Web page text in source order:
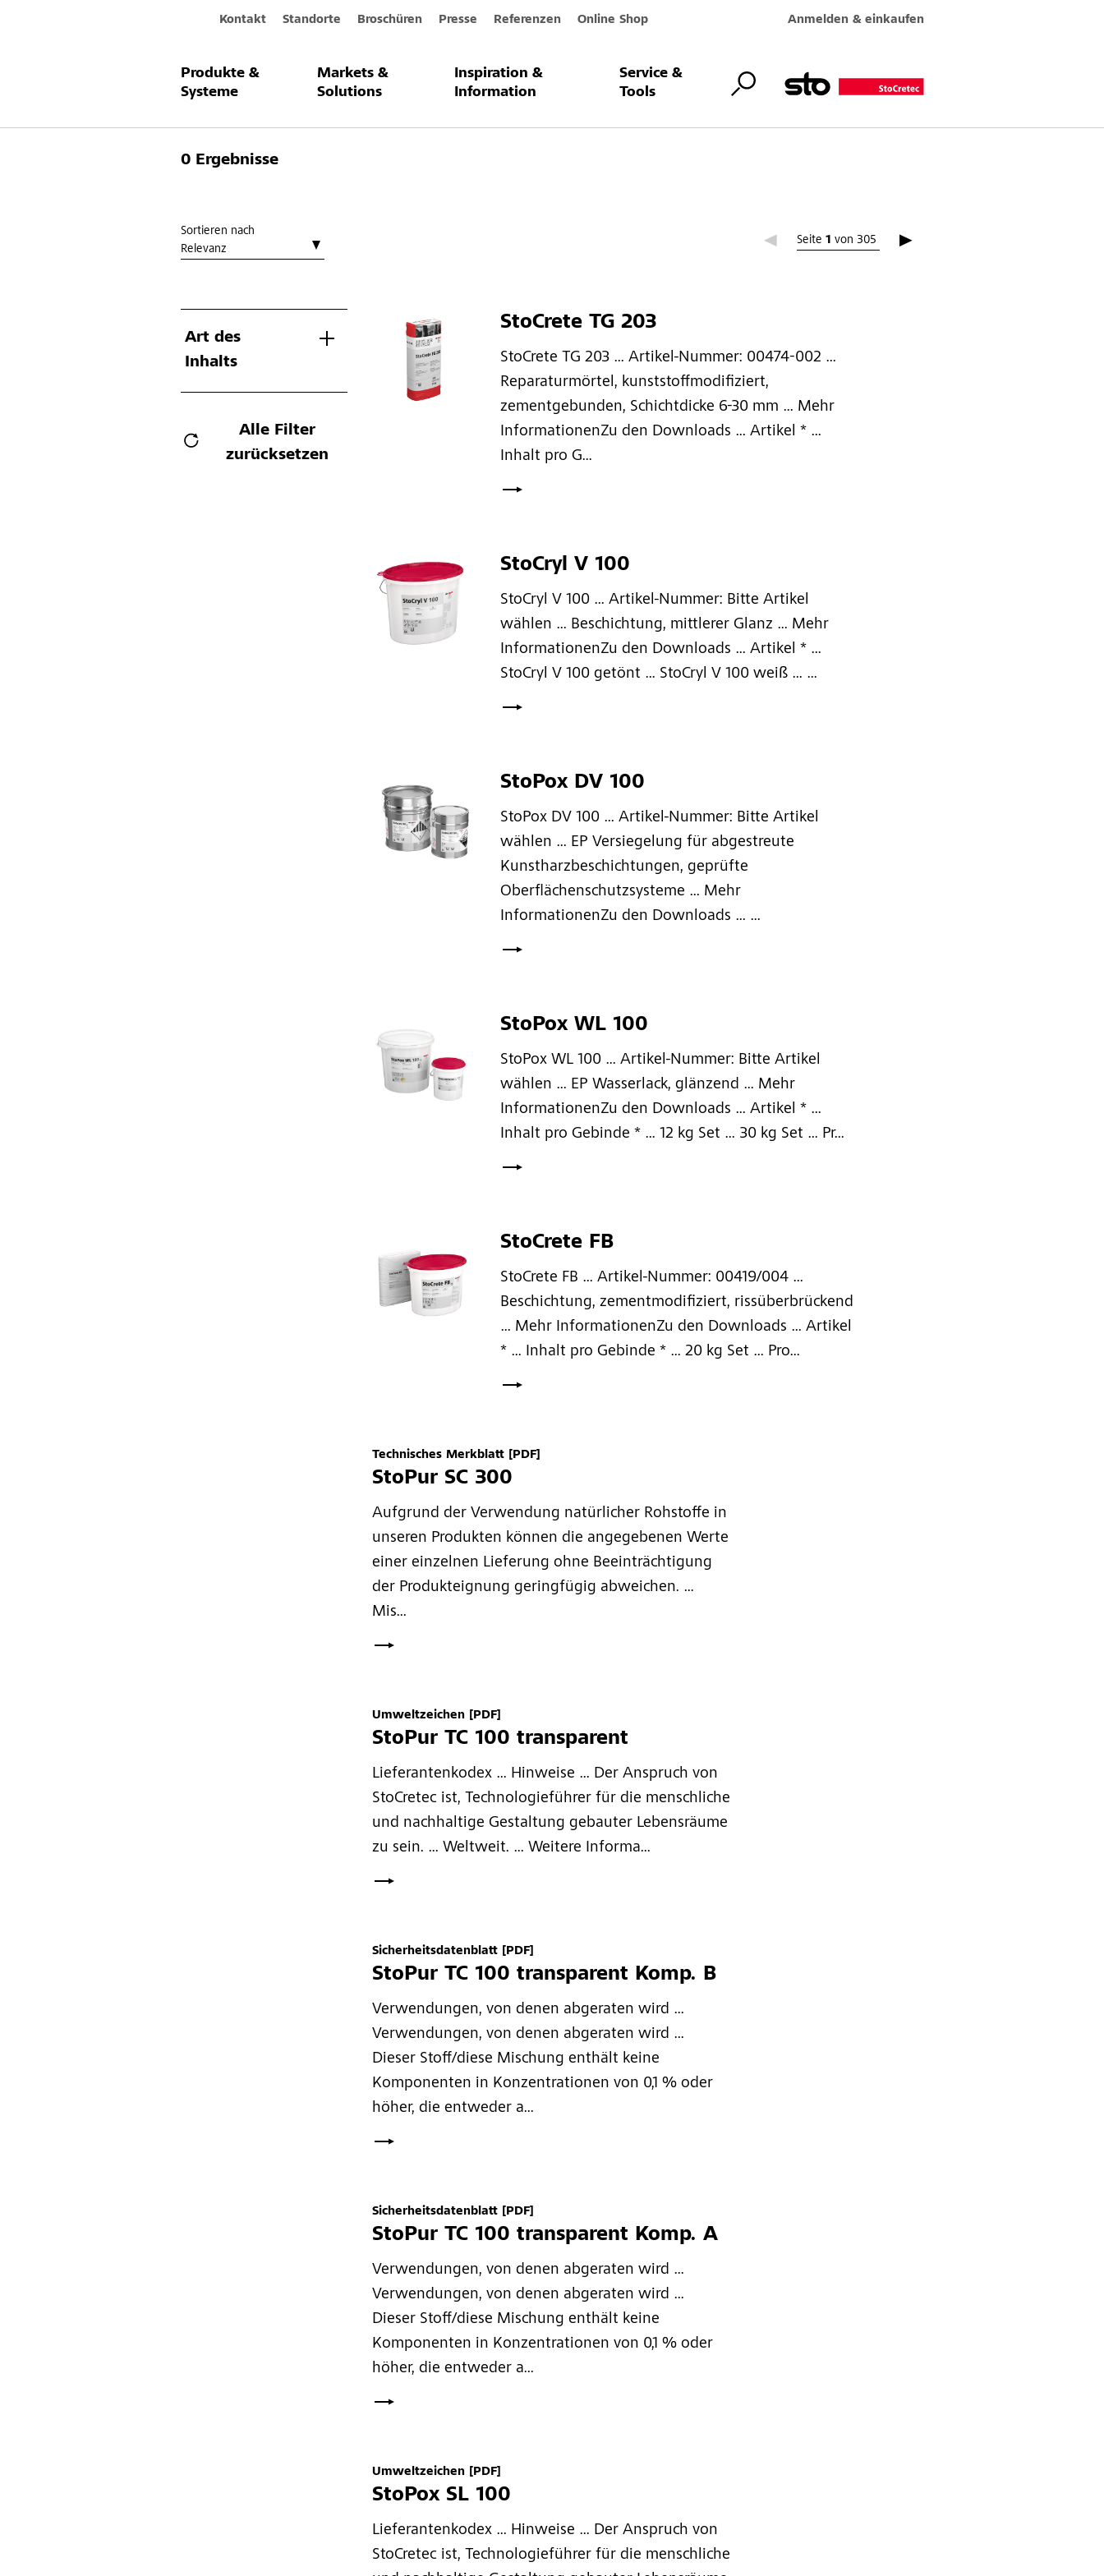
Kontakt Standorte Broschüren Presse Referenzen Online Shop Anmelden & einkaufen
Produkte &
Systeme
Markets &
Solutions
Inspiration &
Information
Service &
Tools
Sie suchen nach "..."
0 Ergebnisse
Sortieren nach
Relevanz
Seite 1 von 305
Seite 1
Art des
Inhalts
Alle Filter
zurücksetzen
StoCrete TG 203
StoCrete TG 203 ... Artikel-Nummer: 00474-002 ...
Reparaturmörtel, kunststoffmodifiziert,
zementgebunden, Schichtdicke 6-30 mm ... Mehr
InformationenZu den Downloads ... Artikel * ...
Inhalt pro G...
StoCryl V 100
StoCryl V 100 ... Artikel-Nummer: Bitte Artikel
wählen ... Beschichtung, mittlerer Glanz ... Mehr
InformationenZu den Downloads ... Artikel * ...
StoCryl V 100 getönt ... StoCryl V 100 weiß ... ...
StoPox DV 100
StoPox DV 100 ... Artikel-Nummer: Bitte Artikel
wählen ... EP Versiegelung für abgestreute
Kunstharzbeschichtungen, geprüfte
Oberflächenschutzsysteme ... Mehr
InformationenZu den Downloads ... ...
StoPox WL 100
StoPox WL 100 ... Artikel-Nummer: Bitte Artikel
wählen ... EP Wasserlack, glänzend ... Mehr
InformationenZu den Downloads ... Artikel * ...
Inhalt pro Gebinde * ... 12 kg Set ... 30 kg Set ... Pr...
StoCrete FB
StoCrete FB ... Artikel-Nummer: 00419/004 ...
Beschichtung, zementmodifiziert, rissüberbrückend
... Mehr InformationenZu den Downloads ... Artikel
* ... Inhalt pro Gebinde * ... 20 kg Set ... Pro...
Technisches Merkblatt [PDF]
StoPur SC 300
Aufgrund der Verwendung natürlicher Rohstoffe in
unseren Produkten können die angegebenen Werte
einer einzelnen Lieferung ohne Beeinträchtigung
der Produkteignung geringfügig abweichen. ...
Mis...
Umweltzeichen [PDF]
StoPur TC 100 transparent
Lieferantenkodex ... Hinweise ... Der Anspruch von
StoCretec ist, Technologieführer für die menschliche
und nachhaltige Gestaltung gebauter Lebensräume
zu sein. ... Weltweit. ... Weitere Informa...
Sicherheitsdatenblatt [PDF]
StoPur TC 100 transparent Komp. B
Verwendungen, von denen abgeraten wird ...
Verwendungen, von denen abgeraten wird ...
Dieser Stoff/diese Mischung enthält keine
Komponenten in Konzentrationen von 0,1 % oder
höher, die entweder a...
Sicherheitsdatenblatt [PDF]
StoPur TC 100 transparent Komp. A
Verwendungen, von denen abgeraten wird ...
Verwendungen, von denen abgeraten wird ...
Dieser Stoff/diese Mischung enthält keine
Komponenten in Konzentrationen von 0,1 % oder
höher, die entweder a...
Umweltzeichen [PDF]
StoPox SL 100
Lieferantenkodex ... Hinweise ... Der Anspruch von
StoCretec ist, Technologieführer für die menschliche